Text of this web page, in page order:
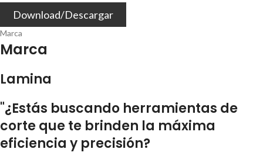
Download/Descargar
Marca
Marca
Lamina
"¿Estás buscando herramientas de
corte que te brinden la máxima
eficiencia y precisión?